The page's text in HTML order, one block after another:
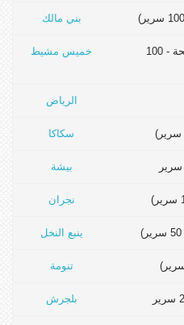
بني مالك
مستشفى خميس مشيط (وزارة الصحة - 100
خميس مشيط
الرياض
سكاكا
بيشة
نجران
ينبع النخل
تنومة
بلجرش